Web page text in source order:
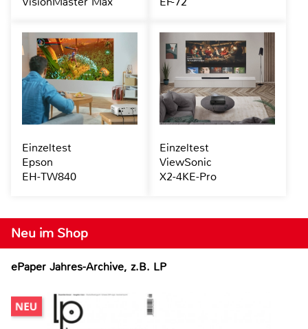
Neu im Shop
ePaper Jahres-Archive, z.B. LP
Einzeltest
Epson
EH-TW840
Einzeltest
ViewSonic
X2-4KE-Pro